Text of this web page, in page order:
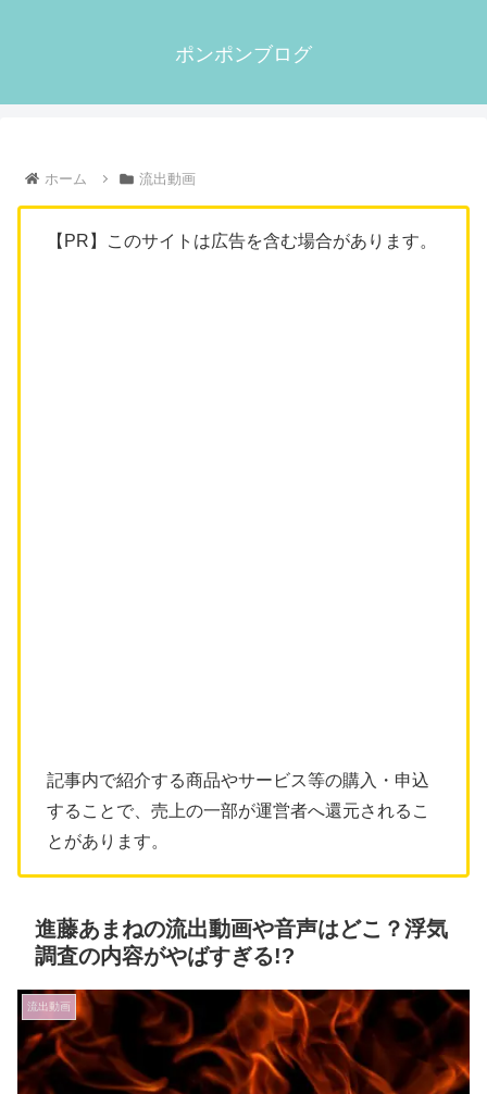
ポンポンブログ
ホーム 流出動画
【PR】このサイトは広告を含む場合があります。
記事内で紹介する商品やサービス等の購入・申込
することで、売上の一部が運営者へ還元されるこ
とがあります。
進藤あまねの流出動画や音声はどこ？浮気
調査の内容がやばすぎる!?
流出動画